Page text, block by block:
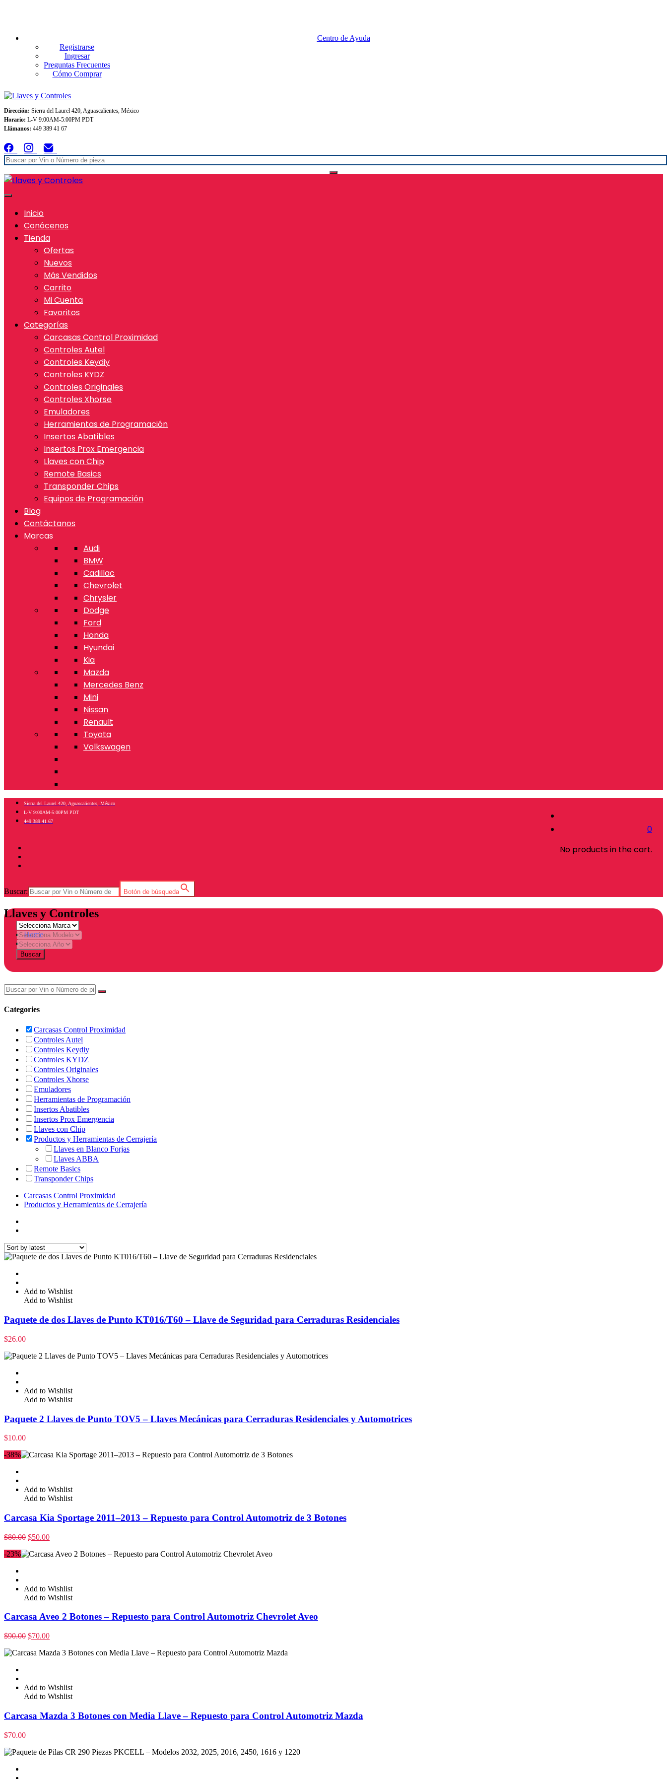
Centro de Ayuda
Registrarse
Ingresar
Preguntas Frecuentes
Cómo Comprar
Dirección: Sierra del Laurel 420, Aguascalientes, México
Horario: L-V 9:00AM-5:00PM PDT
Llámanos: 449 389 41 67
Inicio
Conócenos
Tienda
Ofertas
Nuevos
Más Vendidos
Carrito
Mi Cuenta
Favoritos
Categorías
Carcasas Control Proximidad
Controles Autel
Controles Keydiy
Controles KYDZ
Controles Originales
Controles Xhorse
Emuladores
Herramientas de Programación
Insertos Abatibles
Insertos Prox Emergencia
Llaves con Chip
Remote Basics
Transponder Chips
Equipos de Programación
Blog
Contáctanos
Marcas
Audi
BMW
Cadillac
Chevrolet
Chrysler
Dodge
Ford
Honda
Hyundai
Kia
Mazda
Mercedes Benz
Mini
Nissan
Renault
Toyota
Volkswagen
0
No products in the cart.
Sierra del Laurel 420, Aguascalientes, México
L-V 9:00AM-5:00PM PDT
449 389 41 67
Buscar: Botón de búsqueda
Llaves y Controles
Home
Tienda
Buscar
Categories
Carcasas Control Proximidad
Controles Autel
Controles Keydiy
Controles KYDZ
Controles Originales
Controles Xhorse
Emuladores
Herramientas de Programación
Insertos Abatibles
Insertos Prox Emergencia
Llaves con Chip
Productos y Herramientas de Cerrajería
Llaves en Blanco Forjas
Llaves ABBA
Remote Basics
Transponder Chips
Carcasas Control Proximidad
Productos y Herramientas de Cerrajería
Add to Wishlist
Add to Wishlist
Paquete de dos Llaves de Punto KT016/T60 – Llave de Seguridad para Cerraduras Residenciales
$26.00
Add to Wishlist
Add to Wishlist
Paquete 2 Llaves de Punto TOV5 – Llaves Mecánicas para Cerraduras Residenciales y Automotrices
$10.00
-38%
Add to Wishlist
Add to Wishlist
Carcasa Kia Sportage 2011–2013 – Repuesto para Control Automotriz de 3 Botones
$80.00 $50.00
-23%
Add to Wishlist
Add to Wishlist
Carcasa Aveo 2 Botones – Repuesto para Control Automotriz Chevrolet Aveo
$90.00 $70.00
Add to Wishlist
Add to Wishlist
Carcasa Mazda 3 Botones con Media Llave – Repuesto para Control Automotriz Mazda
$70.00